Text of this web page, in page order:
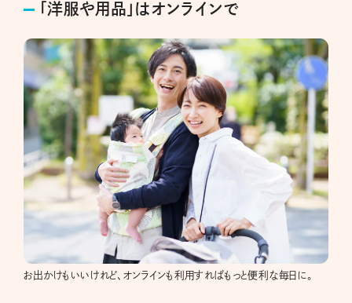
「洋服や用品」はオンラインで
お出かけもいいけれど、オンラインも利用すればもっと便利な毎日に。